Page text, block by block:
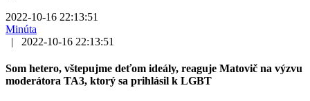
2022-10-16 22:13:51
Minúta
|
2022-10-16 22:13:51
Som hetero, vštepujme deťom ideály, reaguje Matovič na výzvu
moderátora TA3, ktorý sa prihlásil k LGBT